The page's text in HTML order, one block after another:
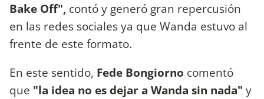
Bake Off", contó y generó gran repercusión
en las redes sociales ya que Wanda estuvo al
frente de este formato.
En este sentido, Fede Bongiorno comentó
que "la idea no es dejar a Wanda sin nada" y